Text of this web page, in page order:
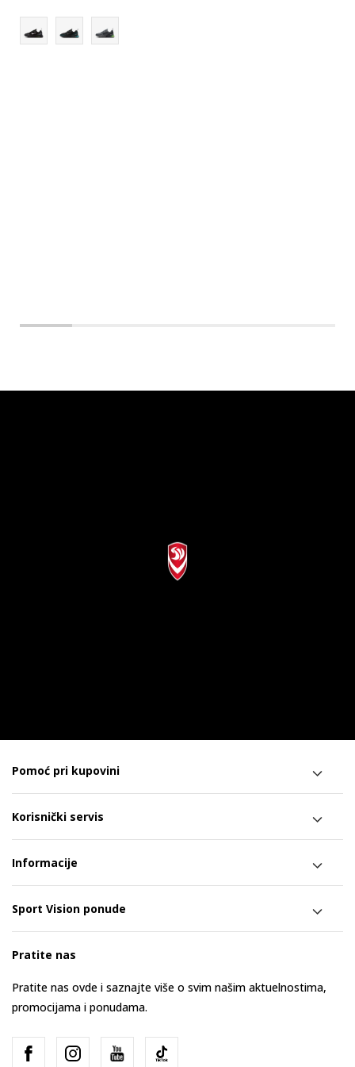
Pomoć pri kupovini
Korisnički servis
Informacije
Sport Vision ponude
Pratite nas
Pratite nas ovde i saznajte više o svim našim aktuelnostima,
promocijama i ponudama.